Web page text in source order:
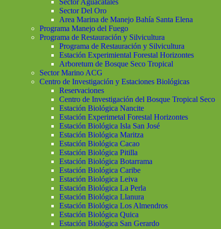
Sector Aguacatales
Sector Del Oro
Area Marina de Manejo Bahía Santa Elena
Programa Manejo del Fuego
Programa de Restauración y Silvicultura
Programa de Restauración y Silvicultura
Estación Experimiental Forestal Horizontes
Arboretum de Bosque Seco Tropical
Sector Marino ACG
Centro de Investigación y Estaciones Biológicas
Reservaciones
Centro de Investigación del Bosque Tropical Seco
Estación Biológica Nancite
Estación Experimetal Forestal Horizontes
Estación Biológica Isla San José
Estación Biológica Maritza
Estación Biológica Cacao
Estación Biológica Pitilla
Estación Biológica Botarrama
Estación Biológica Caribe
Estación Biológica Leiva
Estación Biológica La Perla
Estación Biológica Llanura
Estación Biológica Los Almendros
Estación Biológica Quica
Estación Biológica San Gerardo